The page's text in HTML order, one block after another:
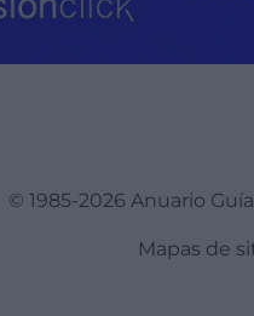
© 1985-2026 Anuario Guía
Mapas de